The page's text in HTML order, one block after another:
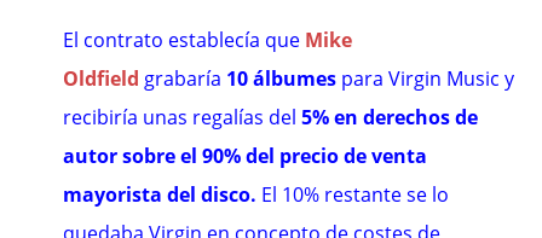
El contrato establecía que Mike
Oldfield grabaría 10 álbumes para Virgin Music y
recibiría unas regalías del5% en derechos de
autorsobre el 90% del precio de venta
mayorista del disco. El 10% restante se lo